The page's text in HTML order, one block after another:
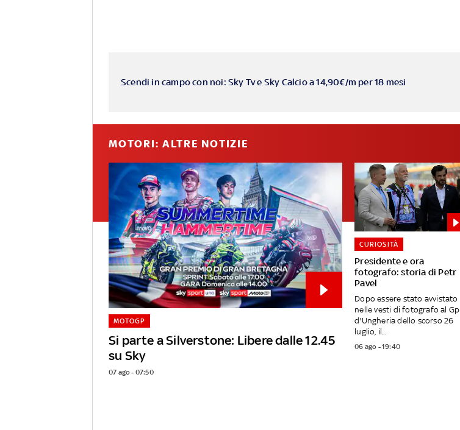
Scendi in campo con noi: Sky Tv e Sky Calcio a 14,90€/m per 18 mesi
MOTORI: ALTRE NOTIZIE
Si parte a Silverstone: Libere dalle 12.45
su Sky
MOTOGP
07 ago - 07:50
Presidente e ora
fotografo: storia di Petr
Pavel
CURIOSITÀ
Dopo essere stato avvistato
nelle vesti di fotografo al Gp
d'Ungheria dello scorso 26
luglio, il...
06 ago - 19:40